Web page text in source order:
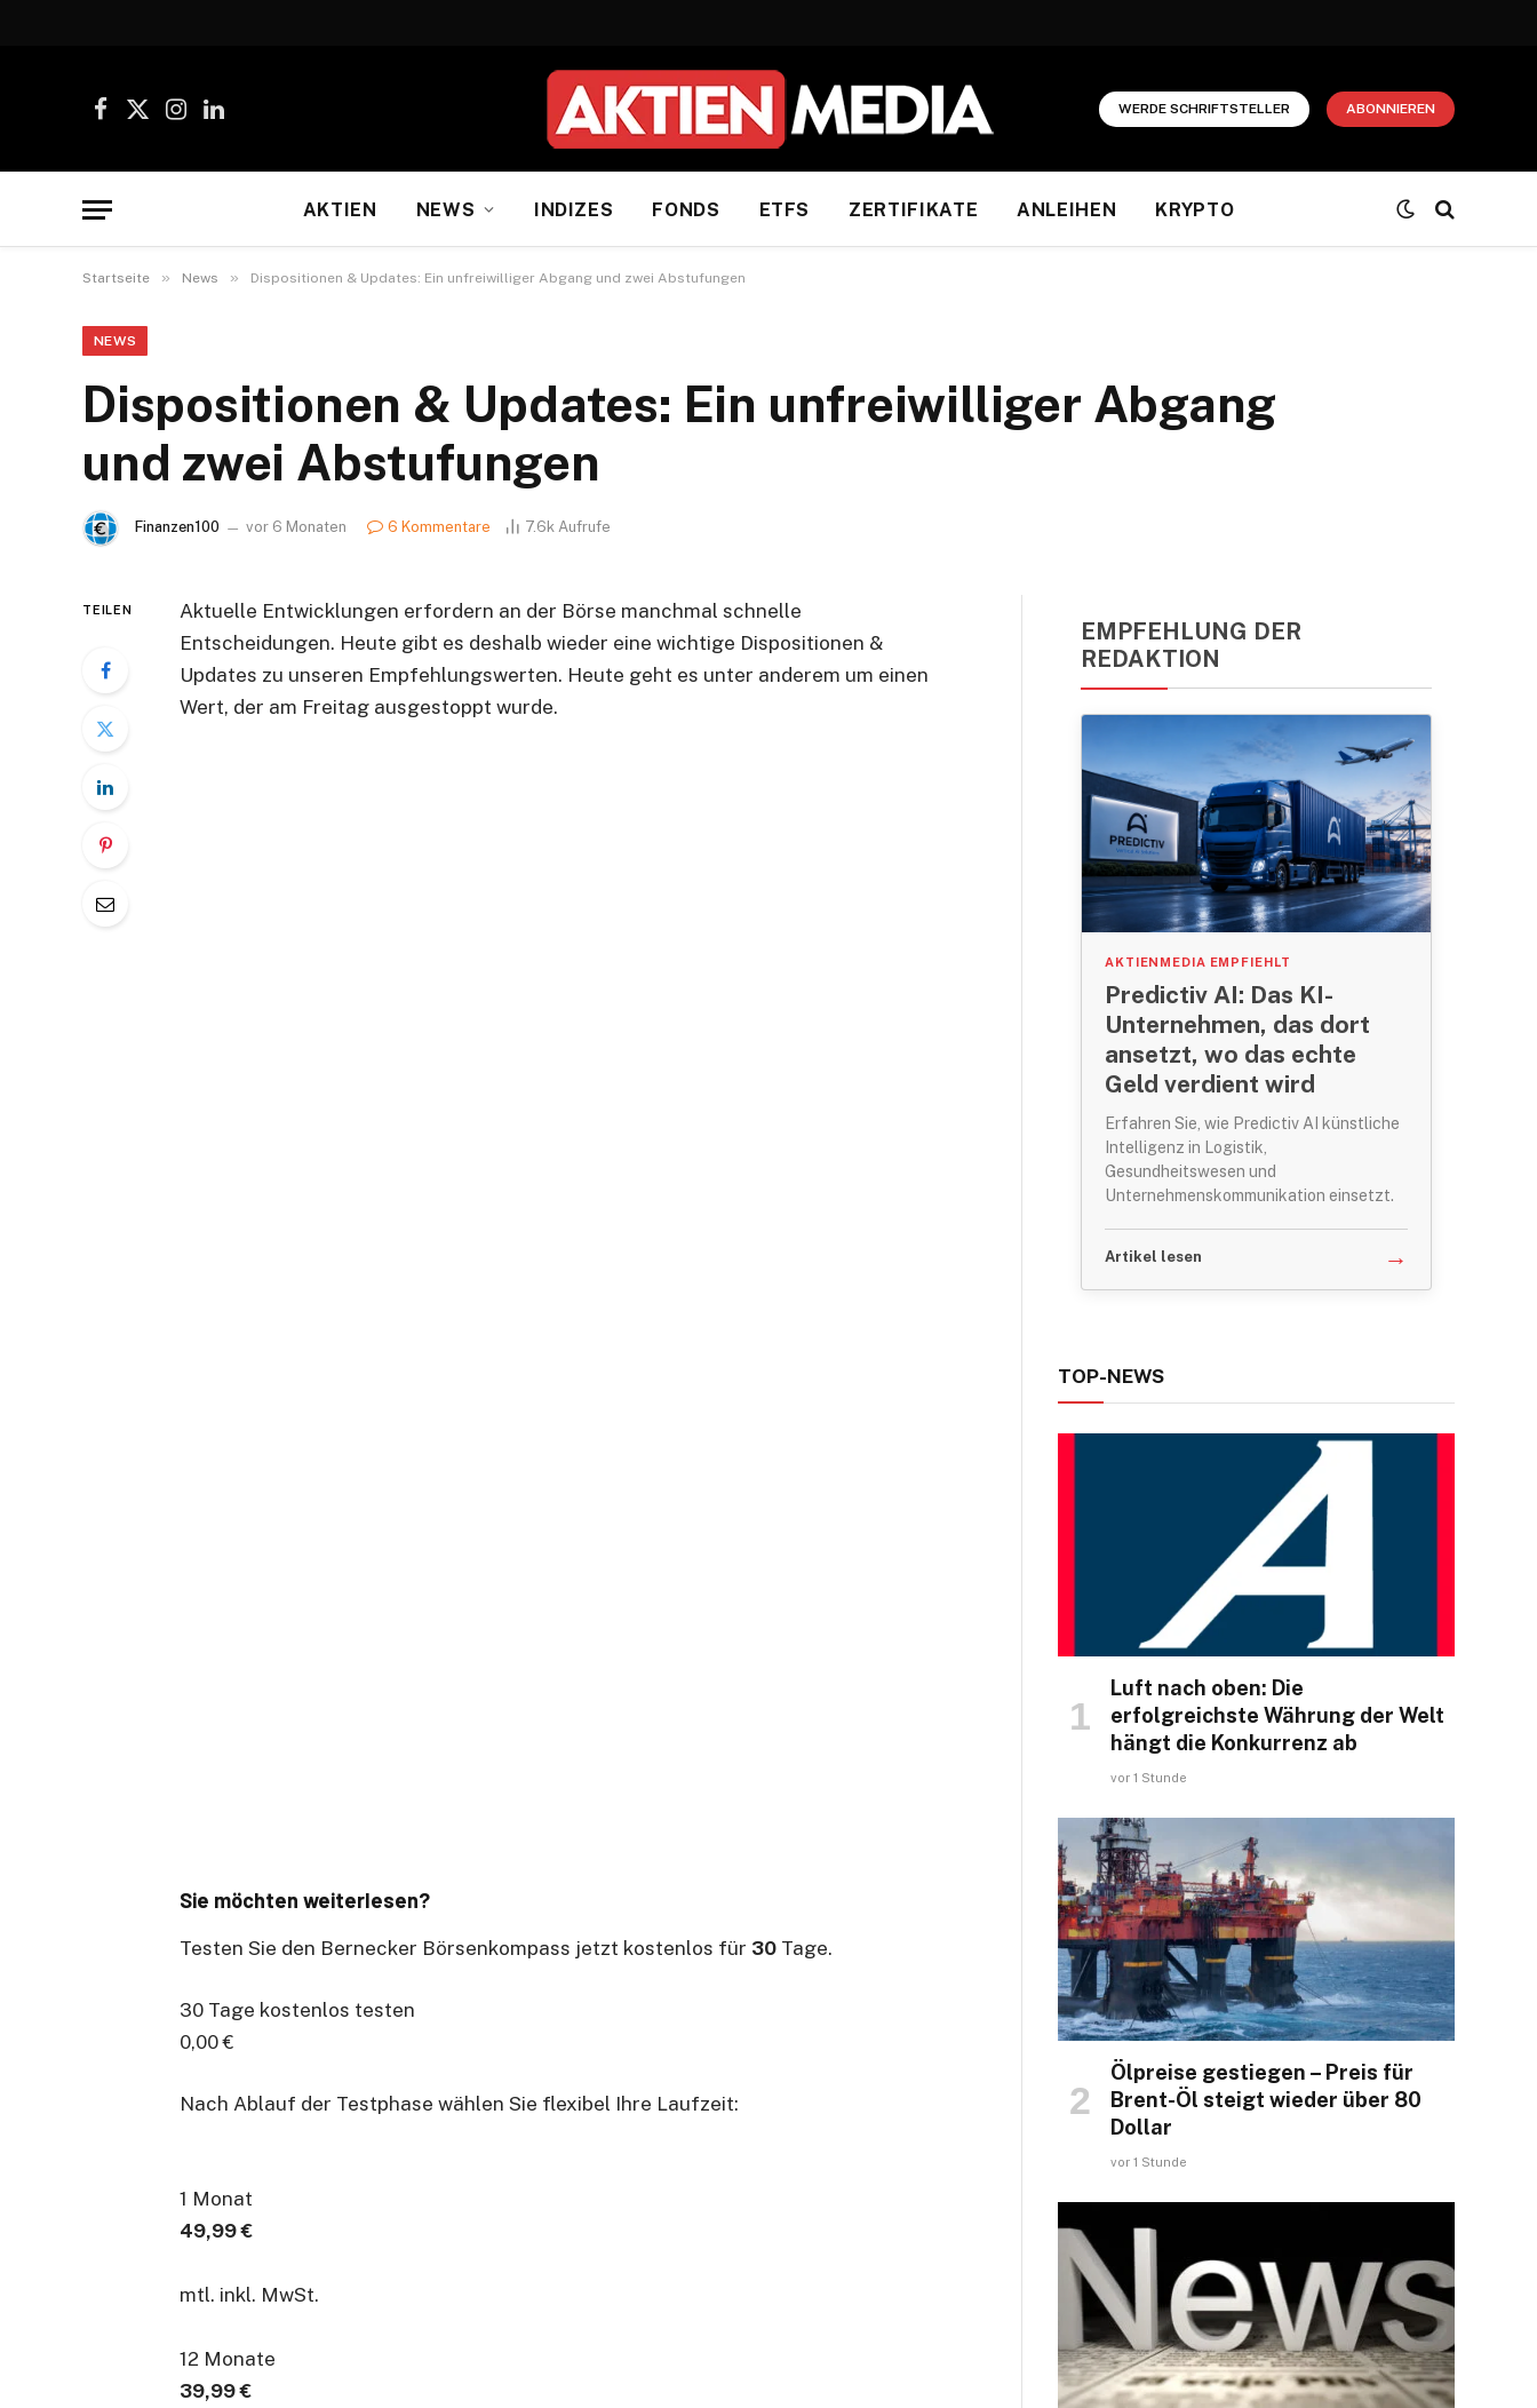
Facebook
X
InstagramLinkedIn
WERDE SCHRIFTSTELLER ABONNIEREN
AKTIEN NEWS INDIZES FONDS ETFS ZERTIFIKATE ANLEIHEN KRYPTO
Startseite » News » Dispositionen & Updates: Ein unfreiwilliger Abgang und zwei Abstufungen
NEWS
Dispositionen & Updates: Ein unfreiwilliger Abgang
und zwei Abstufungen
Finanzen100 vor 6 Monaten 6 Kommentare 7.6k Aufrufe
TEILEN
Aktuelle Entwicklungen erfordern an der Börse manchmal schnelle
Entscheidungen. Heute gibt es deshalb wieder eine wichtige Dispositionen &
Updates zu unseren Empfehlungswerten. Heute geht es unter anderem um einen
Wert, der am Freitag ausgestoppt wurde.
Sie möchten weiterlesen?
Testen Sie den Bernecker Börsenkompass jetzt kostenlos für 30 Tage.
30 Tage kostenlos testen
0,00 €
Nach Ablauf der Testphase wählen Sie flexibel Ihre Laufzeit:
1 Monat
49,99 €
mtl. inkl. MwSt.
12 Monate
39,99 €
EMPFEHLUNG DER
REDAKTION
AKTIENMEDIA EMPFIEHLT
Predictiv AI: Das KI-
Unternehmen, das dort
ansetzt, wo das echte
Geld verdient wird
Erfahren Sie, wie Predictiv AI künstliche
Intelligenz in Logistik,
Gesundheitswesen und
Unternehmenskommunikation einsetzt.
Artikel lesen →
TOP-NEWS
Luft nach oben: Die
erfolgreichste Währung der Welt
hängt die Konkurrenz ab
vor 1 Stunde
Ölpreise gestiegen – Preis für
Brent-Öl steigt wieder über 80
Dollar
vor 1 Stunde